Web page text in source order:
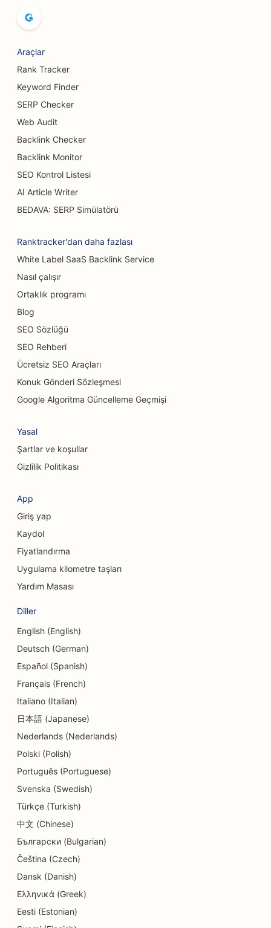
Meme Büyütme Hizmetleri için SEO
Açık Büfe Restoranlar için SEO
Burger Kamyonları için SEO
Pasta Dükkanları için SEO
Yanık Cerrahları için SEO
Araba Yıkamaları için SEO
Kafeler için SEO
Halı ve Döşeme Mağazaları için SEO
Kedi Kafeleri için SEO
Kiropraktörler için SEO
Temizlik Hizmetleri için SEO
Kahve Dükkanları için SEO
Danışmanlık Firmaları için SEO
Estetik Cerrahlar için SEO
Kraniyofasiyal Cerrahlar için SEO
Kredi Birlikleri için SEO
Cupcake Dükkanları için SEO
Kreşler için SEO
Borç Danışmanlığı Hizmetleri için SEO
Diş Klinikleri için SEO
Şarküteriler için SEO
Lokantalar için SEO
Detay Mağazaları için SEO
Donut Dükkanları için SEO
Eğitim ve Çocuk Bakım Hizmetleri için SEO
Kuru Temizlemeciler için SEO
Elektronik Mağazaları için SEO
Endodontistler için SEO
Araçlar
Rank Tracker
Keyword Finder
SERP Checker
Web Audit
Backlink Checker
Backlink Monitor
SEO Kontrol Listesi
AI Article Writer
BEDAVA: SERP Simülatörü
Ranktracker'dan daha fazlası
White Label SaaS Backlink Service
Nasıl çalışır
Ortaklık programı
Blog
SEO Sözlüğü
SEO Rehberi
Ücretsiz SEO Araçları
Konuk Gönderi Sözleşmesi
Google Algoritma Güncelleme Geçmişi
Yasal
Şartlar ve koşullar
Gizlilik Politikası
App
Giriş yap
Kaydol
Fiyatlandırma
Uygulama kilometre taşları
Yardım Masası
Diller
English (English)
Deutsch (German)
Español (Spanish)
Français (French)
Italiano (Italian)
日本語 (Japanese)
Nederlands (Nederlands)
Polski (Polish)
Português (Portuguese)
Svenska (Swedish)
Türkçe (Turkish)
中文 (Chinese)
Български (Bulgarian)
Čeština (Czech)
Dansk (Danish)
Ελληνικά (Greek)
Eesti (Estonian)